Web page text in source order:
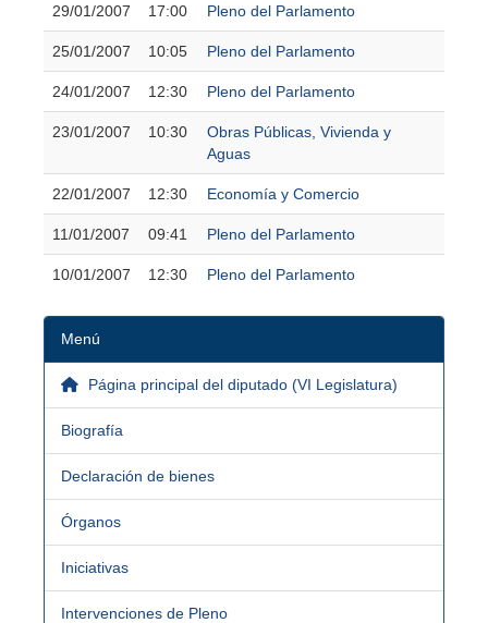
29/01/2007 17:00 Pleno del Parlamento
25/01/2007 10:05 Pleno del Parlamento
24/01/2007 12:30 Pleno del Parlamento
23/01/2007 10:30
Obras Públicas, Vivienda y
Aguas
22/01/2007 12:30 Economía y Comercio
11/01/2007 09:41 Pleno del Parlamento
10/01/2007 12:30 Pleno del Parlamento
Menú
Página principal del diputado (VI Legislatura)
Biografía
Declaración de bienes
Órganos
Iniciativas
Intervenciones de Pleno